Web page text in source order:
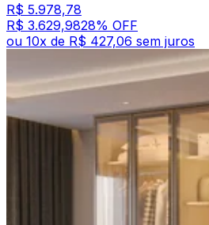
R$ 5.978,78
R$ 3.629,9828% OFF
ou 10x de R$ 427,06 sem juros